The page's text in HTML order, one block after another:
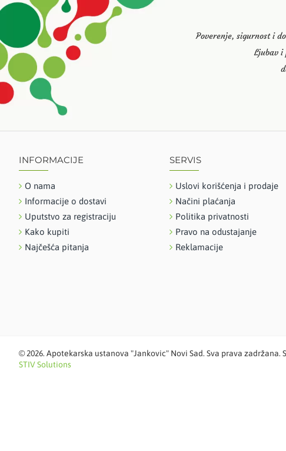
Poverenje, sigurnost i
Ljubav i
INFORMACIJE
O nama
Informacije o dostavi
Uputstvo za registraciju
Kako kupiti
Najčešća pitanja
SERVIS
Uslovi korišćenja i prodaje
Načini plaćanja
Politika privatnosti
Pravo na odustajanje
Reklamacije
©2026. Apotekarska ustanova "Jankovic" Novi Sad. Sva prava zadržana.
STIV Solutions